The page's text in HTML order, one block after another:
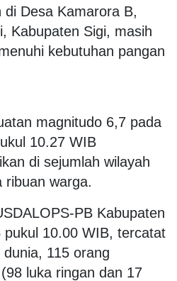
di Desa Kamarora B,
Kabupaten Sigi, masih
kebutuhan pangan
magnitudo 6,7 pada
10.27 WIB
di sejumlah wilayah
ribuan warga.
PB Kabupaten
pukul 10.00 WIB, tercatat
115 orang
luka ringan dan 17